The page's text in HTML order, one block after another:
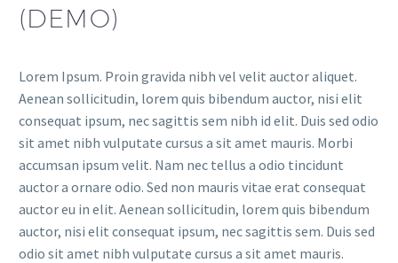
(DEMO)
Lorem Ipsum. Proin gravida nibh vel velit auctor aliquet.
Aenean sollicitudin, lorem quis bibendum auctor, nisi elit
consequat ipsum, nec sagittis sem nibh id elit. Duis sed odio
sit amet nibh vulputate cursus a sit amet mauris. Morbi
accumsan ipsum velit. Nam nec tellus a odio tincidunt
auctor a ornare odio. Sed non mauris vitae erat consequat
auctor eu in elit. Aenean sollicitudin, lorem quis bibendum
auctor, nisi elit consequat ipsum, nec sagittis sem. Duis sed
odio sit amet nibh vulputate cursus a sit amet mauris.